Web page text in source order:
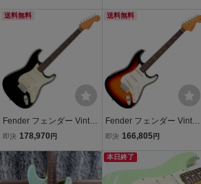
トキャスター
ー Vintera III Series メキ
シコ製 ストラトキャスタ
送料無料
Fender フェンダー Vinter
a III Early '60s Stratocaste
ストラトキャスター
即決 178,970 円
送料無料
Fender フェンダー Vinter
a III Late '60s Stratocaster
レキギター ストラトキャ
スター
即決 166,805円
本日終了